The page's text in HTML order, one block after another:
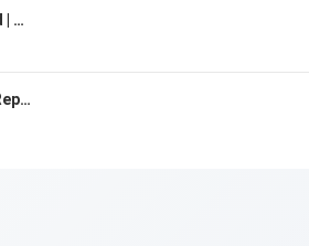
Wieso Komplimente so mächtig sind | Replay
Wie wir weniger am Handy hängen | Replay